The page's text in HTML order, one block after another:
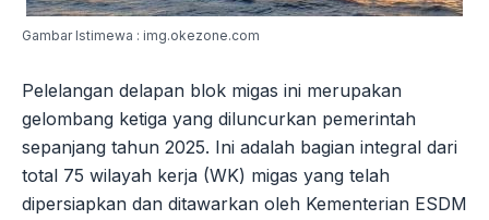
Gambar Istimewa : img.okezone.com
Pelelangan delapan blok migas ini merupakan
gelombang ketiga yang diluncurkan pemerintah
sepanjang tahun 2025. Ini adalah bagian integral dari
total 75 wilayah kerja (WK) migas yang telah
dipersiapkan dan ditawarkan oleh Kementerian ESDM